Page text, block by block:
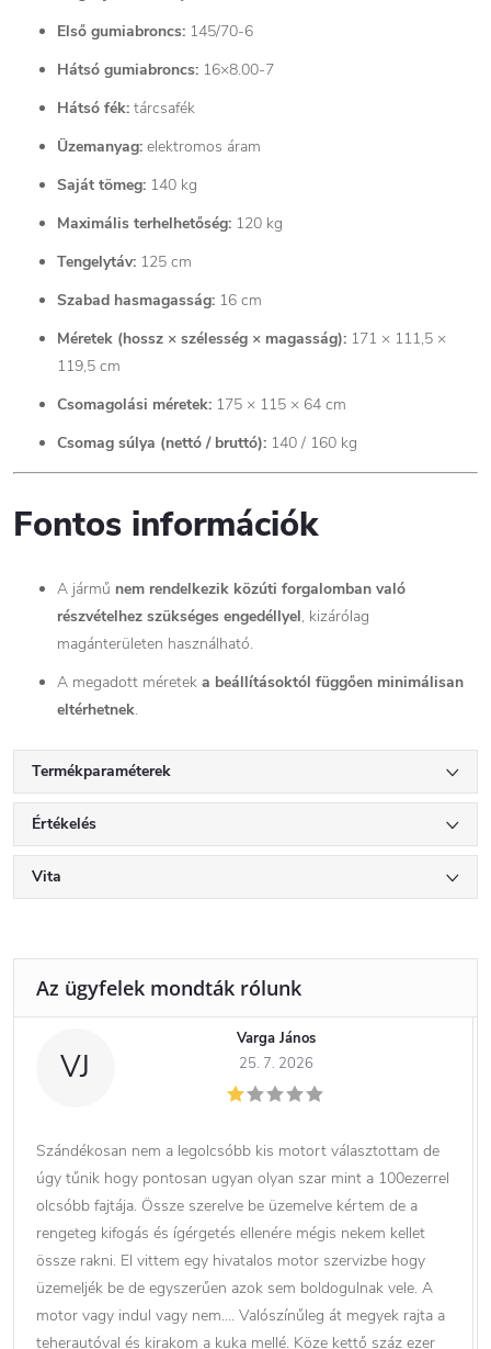
Első gumiabroncs: 145/70-6
Hátsó gumiabroncs: 16×8.00-7
Hátsó fék: tárcsafék
Üzemanyag: elektromos áram
Saját tömeg: 140 kg
Maximális terhelhetőség: 120 kg
Tengelytáv: 125 cm
Szabad hasmagasság: 16 cm
Méretek (hossz × szélesség × magasság): 171 × 111,5 ×
119,5 cm
Csomagolási méretek: 175 × 115 × 64 cm
Csomag súlya (nettó / bruttó): 140 / 160 kg
Fontos információk
A jármű nem rendelkezik közúti forgalomban való
részvételhez szükséges engedéllyel, kizárólag
magánterületen használható.
A megadott méretek a beállításoktól függően minimálisan
eltérhetnek.
Termékparaméterek
Értékelés
Vita
VJ
Varga János
25. 7. 2026
Szándékosan nem a legolcsóbb kis motort választottam de
úgy tűnik hogy pontosan ugyan olyan szar mint a 100ezerrel
olcsóbb fajtája. Össze szerelve be üzemelve kértem de a
rengeteg kifogás és ígérgetés ellenére mégis nekem kellet
össze rakni. El vittem egy hivatalos motor szervizbe hogy
üzemeljék be de egyszerűen azok sem boldogulnak vele. A
motor vagy indul vagy nem…. Valószínűleg át megyek rajta a
teherautóval és kirakom a kuka mellé. Köze kettő száz ezer